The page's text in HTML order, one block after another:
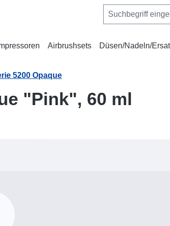
Airbrushsets Düsen/Nadeln/
5200 Opaque
"Pink", 60 ml